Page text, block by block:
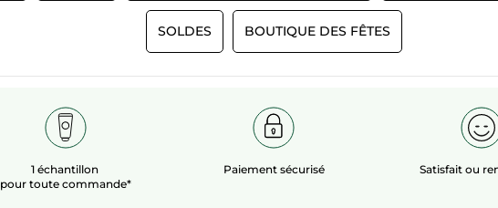
SOLDES BOUTIQUE DES FÊTES
1 échantillon
pour toute commande*
Paiement sécurisé Satisfait ou